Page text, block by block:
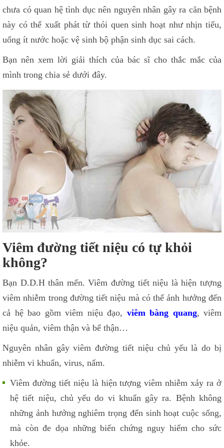
chưa có quan hệ tình dục nên nguyên nhân gây ra căn bệnh
này có thể xuất phát từ thói quen sinh hoạt như nhịn tiểu,
uống ít nước hoặc vệ sinh bộ phận sinh dục sai cách.
Bạn nên xem lời giải thích của bác sĩ cho thắc mắc của
mình trong chia sẻ dưới đây.
Viêm đường tiết niệu có tự khỏi
không?
Bạn D.D.H thân mến. Viêm đường tiết niệu là hiện tượng
viêm nhiễm trong đường tiết niệu mà có thể ảnh hưởng đến
cả hệ bao gồm viêm niệu đạo, viêm bàng quang, viêm
niệu quản, viêm thận và bể thận…
Nguyên nhân gây viêm đường tiết niệu chủ yếu là do bị
nhiễm vi khuẩn, virus, nấm.
Viêm đường tiết niệu là hiện tượng viêm nhiễm xảy ra ở
hệ tiết niệu, chủ yếu do vi khuẩn gây ra. Bệnh không
những ảnh hưởng nghiêm trọng đến sinh hoạt cuộc sống,
mà còn đe dọa những biến chứng nguy hiểm cho sức
khỏe.